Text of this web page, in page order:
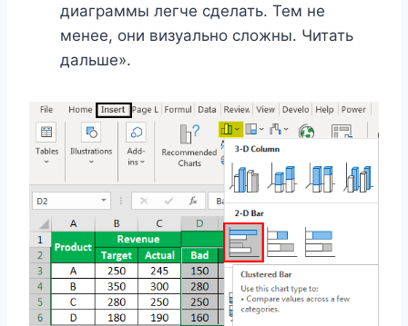
диаграммы легче сделать. Тем не
менее, они визуально сложны. Читать
дальше».